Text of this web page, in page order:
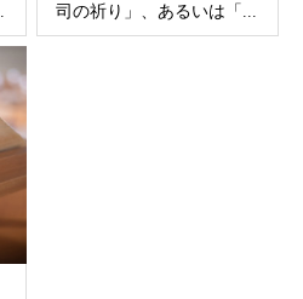
司の祈り」、あるいは「...